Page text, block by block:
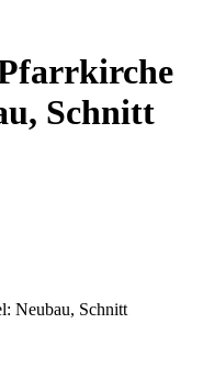
Schnitt
Neubau, Schnitt